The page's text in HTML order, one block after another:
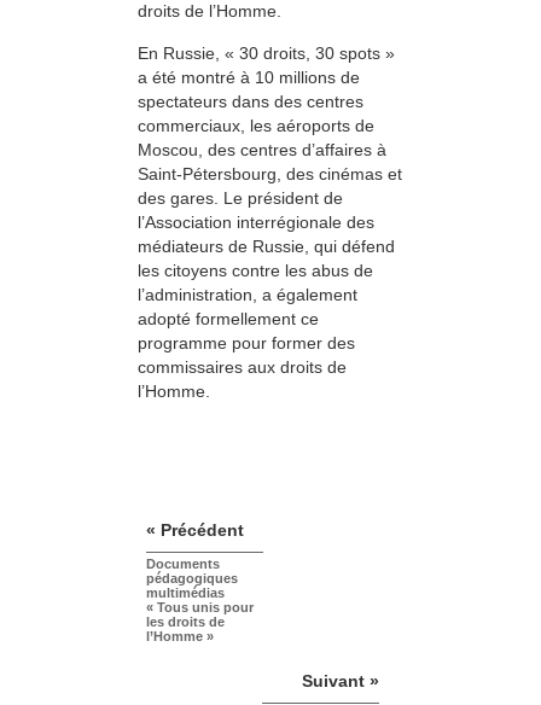
droits de l’Homme.
En Russie, « 30 droits, 30 spots »
a été montré à 10 millions de
spectateurs dans des centres
commerciaux, les aéroports de
Moscou, des centres d’affaires à
Saint-Pétersbourg, des cinémas et
des gares. Le président de
l’Association interrégionale des
médiateurs de Russie, qui défend
les citoyens contre les abus de
l’administration, a également
adopté formellement ce
programme pour former des
commissaires aux droits de
l’Homme.
« Précédent
Documents
pédagogiques
multimédias
« Tous unis pour
les droits de
l’Homme »
Suivant »